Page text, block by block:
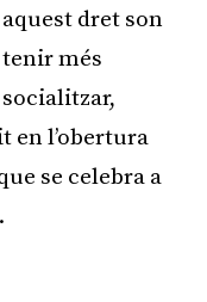
dret son
tenir més
en l’obertura
se celebra a